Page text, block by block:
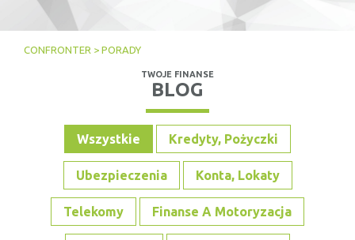
CONFRONTER > PORADY
TWOJE FINANSE
BLOG
Wszystkie Kredyty, Pożyczki
Ubezpieczenia Konta, Lokaty
Telekomy Finanse A Motoryzacja